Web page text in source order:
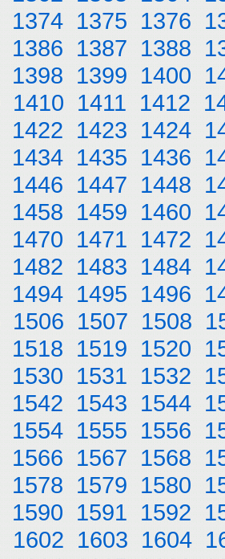
1374 1375 1376
1386 1387 1388
1398 1399 1400
1410 1411 1412
1422 1423 1424
1434 1435 1436
1446 1447 1448
1458 1459 1460
1470 1471 1472
1482 1483 1484
1494 1495 1496
1506 1507 1508
1518 1519 1520
1530 1531 1532
1542 1543 1544
1554 1555 1556
1566 1567 1568
1578 1579 1580
1590 1591 1592
1602 1603 1604